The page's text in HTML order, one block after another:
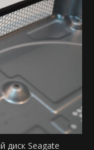
диск Seagate